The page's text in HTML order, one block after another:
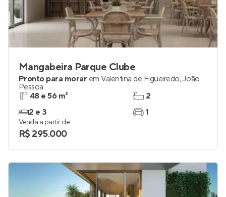
Mangabeira Parque Clube
Pronto para morar em Valentina de Figueiredo,João
Pessoa
48 e 56 m²
2 e 3
2
1
Venda a partir de
R$ 295.000